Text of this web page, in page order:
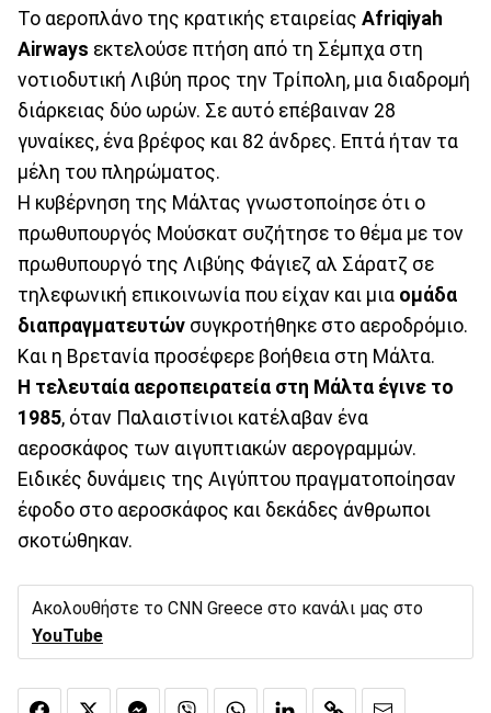
Το αεροπλάνο της κρατικής εταιρείας Afriqiyah
Airways εκτελούσε πτήση από τη Σέμπχα στη
νοτιοδυτική Λιβύη προς την Τρίπολη, μια διαδρομή
διάρκειας δύο ωρών. Σε αυτό επέβαιναν 28
γυναίκες, ένα βρέφος και 82 άνδρες. Επτά ήταν τα
μέλη του πληρώματος.
Η κυβέρνηση της Μάλτας γνωστοποίησε ότι ο
πρωθυπουργός Μούσκατ συζήτησε το θέμα με τον
πρωθυπουργό της Λιβύης Φάγιεζ αλ Σάρατζ σε
τηλεφωνική επικοινωνία που είχαν και μια ομάδα
διαπραγματευτών συγκροτήθηκε στο αεροδρόμιο.
Και η Βρετανία προσέφερε βοήθεια στη Μάλτα.
Η τελευταία αεροπειρατεία στη Μάλτα έγινε το
1985, όταν Παλαιστίνιοι κατέλαβαν ένα
αεροσκάφος των αιγυπτιακών αερογραμμών.
Ειδικές δυνάμεις της Αιγύπτου πραγματοποίησαν
έφοδο στο αεροσκάφος και δεκάδες άνθρωποι
σκοτώθηκαν.
Ακολουθήστε το CNN Greece στο κανάλι μας στο
YouTube